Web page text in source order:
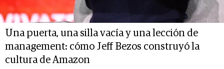
Una puerta, una silla vacía y una lección de
management: cómo Jeff Bezos construyó la
cultura de Amazon